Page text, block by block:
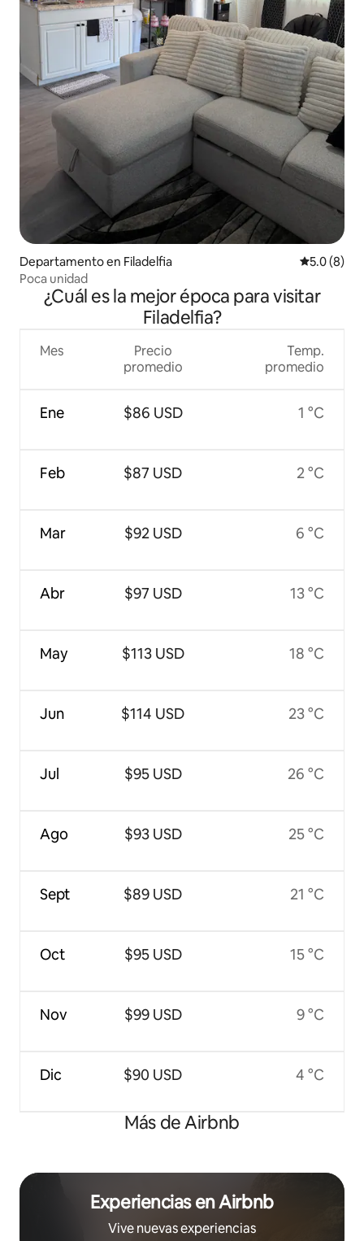
Departamento en Filadelfia
5.0 (8)
Poca unidad
¿Cuál es la mejor época para visitar
Filadelfia?
Mes
Ene
Feb
Mar
Abr
May
Jun
Jul
Ago
Sept
Oct
Nov
Dic
Precio
promedio
$86 USD
$87 USD
$92 USD
$97 USD
$113 USD
$114 USD
$95 USD
$93 USD
$89 USD
$95 USD
$99 USD
$90 USD
Temp.
promedio
1 °C
2 °C
6 °C
13 °C
18 °C
23 °C
26 °C
25 °C
21 °C
15 °C
9 °C
4 °C
Más de Airbnb
Experiencias en Airbnb
Vive nuevas experiencias